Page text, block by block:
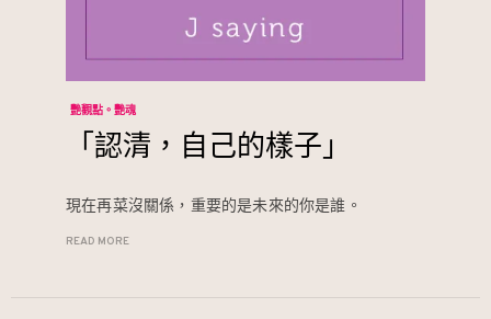
艷觀點。艷魂
「認清，自己的樣子」
現在再菜沒關係，重要的是未來的你是誰。
READ MORE